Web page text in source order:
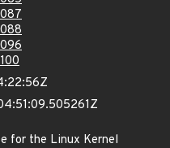
for the Linux Kernel